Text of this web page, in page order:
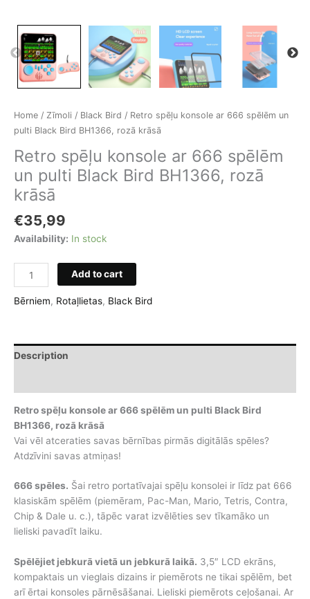
Home / Zīmoli / Black Bird / Retro spēļu konsole ar 666 spēlēm un
pulti Black Bird BH1366, rozā krāsā
Retro spēļu konsole ar 666 spēlēm
un pulti Black Bird BH1366, rozā
krāsā
€35,99
Availability: In stock
Retro
spēļu
konsole
spēlēm
un
Black
Bird
BH1366,
rozā
krāsā
Add to cart
Bērniem, Rotaļlietas, Black Bird
Description
Retro spēļu konsole ar 666 spēlēm un pulti Black Bird
BH1366, rozā krāsā
Vai vēl atceraties savas bērnības pirmās digitālās spēles?
Atdzīvini savas atmiņas!
666 spēles. Šai retro portatīvajai spēļu konsolei ir līdz pat 666
klasiskām spēlēm (piemēram, Pac-Man, Mario, Tetris, Contra,
Chip & Dale u. c.), tāpēc varat izvēlēties sev tīkamāko un
lieliski pavadīt laiku.
Spēlējiet jebkurā vietā un jebkurā laikā. 3,5″ LCD ekrāns,
kompaktais un vieglais dizains ir piemērots ne tikai spēlēm, bet
arī ērtai konsoles pārnēsāšanai. Lieliski piemērots ceļošanai. Ar